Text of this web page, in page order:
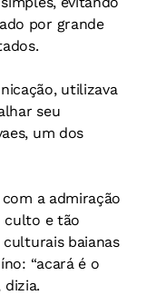
por grande
utilizava
seu
um dos
a admiração
culto e tão
baianas
“acará é o
dizia.